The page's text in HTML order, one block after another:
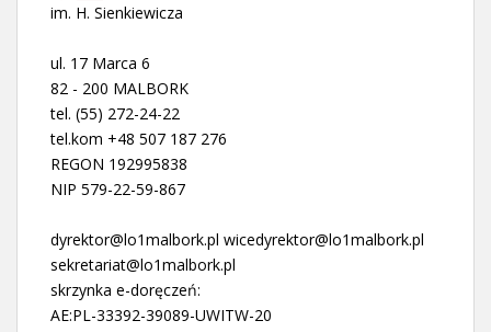
im. H. Sienkiewicza
ul. 17 Marca 6
82 - 200 MALBORK
tel. (55) 272-24-22
tel.kom +48 507 187 276
REGON 192995838
NIP 579-22-59-867
dyrektor@lo1malbork.pl wicedyrektor@lo1malbork.pl
sekretariat@lo1malbork.pl
skrzynka e-doręczeń:
AE:PL-33392-39089-UWITW-20